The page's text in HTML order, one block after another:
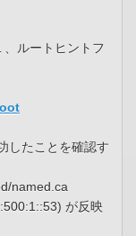
、ルートヒントフ
したことを確認す
named.ca
が反映